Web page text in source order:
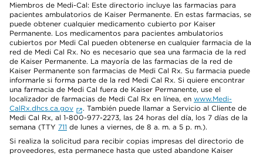
Miembros de Medi-Cal: Este directorio incluye las farmacias para
pacientes ambulatorios de Kaiser Permanente. En estas farmacias, se
puede obtener cualquier medicamento cubierto por Kaiser
Permanente. Los medicamentos para pacientes ambulatorios
cubiertos por Medi Cal pueden obtenerse en cualquier farmacia de la
red de Medi Cal Rx. No es necesario que sea una farmacia de la red
de Kaiser Permanente. La mayoría de las farmacias de la red de
Kaiser Permanente son farmacias de Medi Cal Rx. Su farmacia puede
informarle si forma parte de la red Medi Cal Rx. Si quiere encontrar
una farmacia de Medi Cal fuera de Kaiser Permanente, use el
localizador de farmacias de Medi Cal Rx en línea, en www.Medi-
CalRx.dhcs.ca.gov
. También puede llamar a Servicio al Cliente de
Medi Cal Rx, al 1-800-977-2273, las 24 horas del día, los 7 días de la
semana (TTY 711 de lunes a viernes, de 8 a. m. a 5 p. m.).
Si realiza la solicitud para recibir copias impresas del directorio de
proveedores, esta permanece hasta que usted abandone Kaiser